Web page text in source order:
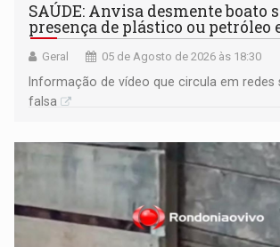
SAÚDE: Anvisa desmente boato
presença de plástico ou petróleo
Geral 05 de Agosto de 2026 às 18:30
Informação de vídeo que circula em redes
falsa